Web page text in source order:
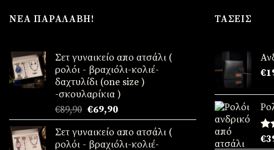
ΝΈΑ ΠΑΡΑΛΑΒΉ!
Σετ γυναικείο απο ατσάλι (
ρολόι - βραχιόλι-κολιέ-
δαχτυλίδι (one size )
-σκουλαρίκια )
€89,90 Original
price
was:
€69,90Η
τρέχουσα
τιμή
Σετ γυναικείο απο ατσάλι (
ρολόι - βραχιόλι-κολιέ-
ΤΆΣΕΙΣ
€
€